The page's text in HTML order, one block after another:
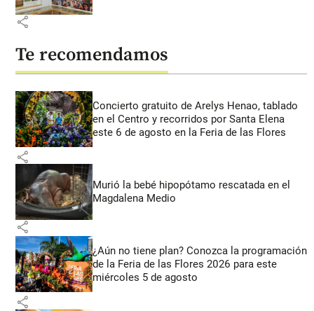
share
Te recomendamos
Concierto gratuito de Arelys Henao, tablado
en el Centro y recorridos por Santa Elena
este 6 de agosto en la Feria de las Flores
share
Murió la bebé hipopótamo rescatada en el
Magdalena Medio
share
¿Aún no tiene plan? Conozca la programación
de la Feria de las Flores 2026 para este
miércoles 5 de agosto
share